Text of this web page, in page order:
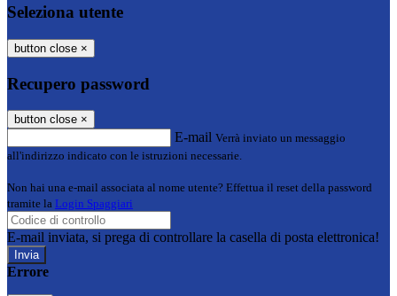
Seleziona utente
button close ×
Recupero password
button close ×
E-mail Verrà inviato un messaggio
all'indirizzo indicato con le istruzioni necessarie.
Non hai una e-mail associata al nome utente? Effettua il reset della password
tramite la Login Spaggiari
E-mail inviata, si prega di controllare la casella di posta elettronica!
Errore